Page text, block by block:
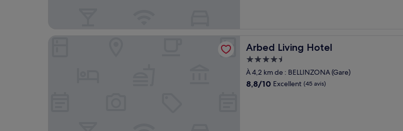
Arbed Living Hotel
Arbed Living Hotel
Hébergement
4.5 étoiles
À 4,2 km de : BELLINZONA (Gare)
8.8
8,8/10 Excellent (45 avis)